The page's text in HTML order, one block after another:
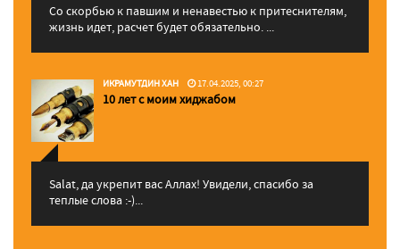
Со скорбью к павшим и ненавестью к притеснителям,
жизнь идет, расчет будет обязательно. ...
ИКРАМУТДИН ХАН 17.04.2025, 00:27
10 лет с моим хиджабом
Salat, да укрепит вас Аллаx! Увидели, спасибо за
теплые слова :-)...